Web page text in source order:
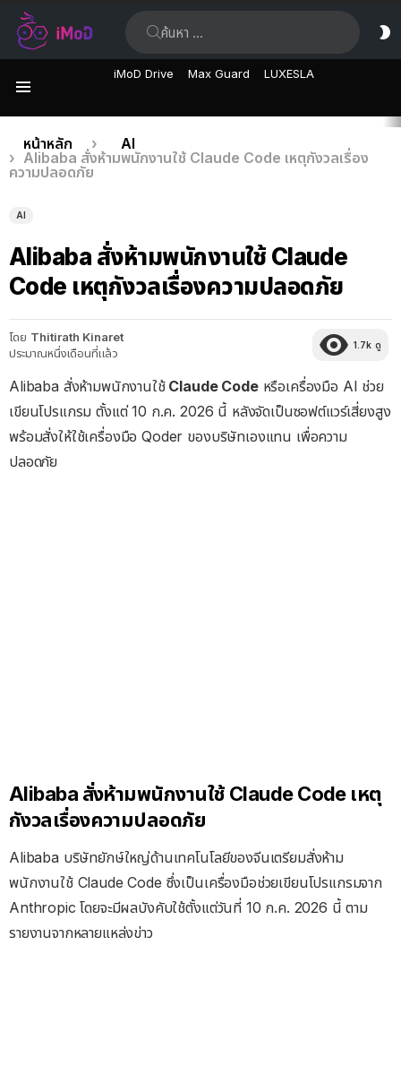
iMoD Drive Max Guard LUXESLA
เรื่อง
ล่าสุด
คุณอยู่ที่นี่:
หน้าหลัก
AI
Alibaba สั่งห้ามพนักงานใช้ Claude Code เหตุกังวลเรื่อง
ความปลอดภัย
AI
Alibaba สั่งห้ามพนักงานใช้ Claude
Code เหตุกังวลเรื่องความปลอดภัย
โดย Thitirath Kinaret
ประมาณหนึ่งเดือนที่แล้ว
1.7k ดู
Alibaba สั่งห้ามพนักงานใช้Claude Codeหรือเครื่องมือ AI ช่วย
เขียนโปรแกรม ตั้งแต่ 10 ก.ค. 2026 นี้ หลังจัดเป็นซอฟต์แวร์เสี่ยงสูง
พร้อมสั่งให้ใช้เครื่องมือ Qoder ของบริษัทเองแทน เพื่อความ
ปลอดภัย
Alibaba สั่งห้ามพนักงานใช้ Claude Code เหตุ
กังวลเรื่องความปลอดภัย
Alibaba บริษัทยักษ์ใหญ่ด้านเทคโนโลยีของจีนเตรียมสั่งห้าม
พนักงานใช้ Claude Code ซึ่งเป็นเครื่องมือช่วยเขียนโปรแกรมจาก
Anthropic โดยจะมีผลบังคับใช้ตั้งแต่วันที่ 10 ก.ค. 2026 นี้ ตาม
รายงานจากหลายแหล่งข่าว